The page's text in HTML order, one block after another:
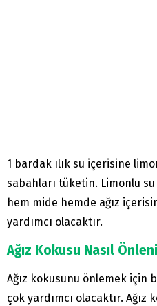
1 bardak ılık su içerisine
sabahları tüketin. Limonlu
hem mide hemde ağız
yardımcı olacaktır.
Ağız Kokusu Nasıl
Ağız kokusunu önlemek için
çok yardımcı olacaktır. Ağız